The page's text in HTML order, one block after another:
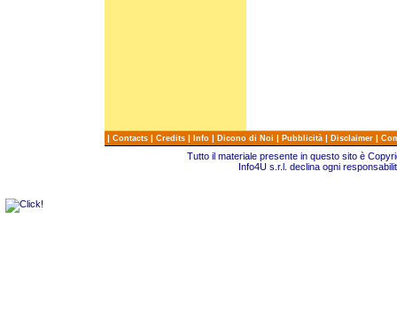
| Contacts | Credits | Info | Dicono di Noi | Pubblicità | Disclaimer |
Tutto il materiale presente in questo sito è
Info4U s.r.l. declina ogni